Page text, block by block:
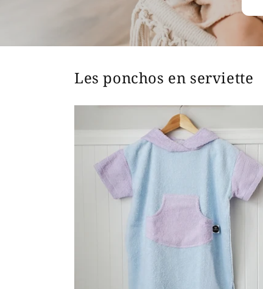
Les ponchos en serviette